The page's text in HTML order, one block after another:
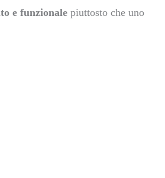
e funzionale piuttosto che uno